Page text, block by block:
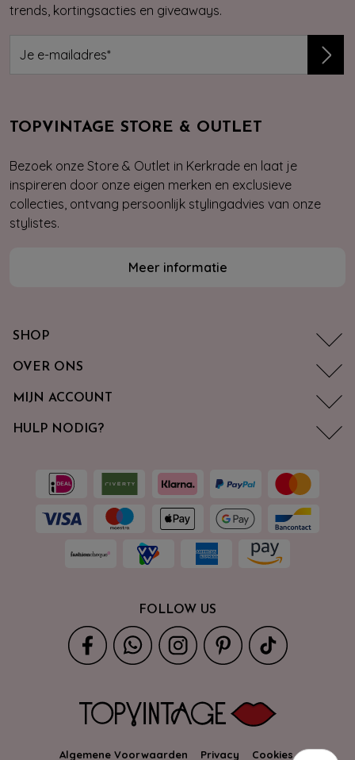
trends, kortingsacties en giveaways.
TOPVINTAGE STORE & OUTLET
Bezoek onze Store & Outlet in Kerkrade en laat je
inspireren door onze eigen merken en exclusieve
collecties, ontvang persoonlijk stylingadvies van onze
stylistes.
Meer informatie
SHOP
OVER ONS
MIJN ACCOUNT
HULP NODIG?
FOLLOW US
Algemene Voorwaarden Privacy Cookies